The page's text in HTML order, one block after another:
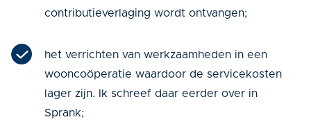
contributieverlaging wordt ontvangen;
het verrichten van werkzaamheden in een
wooncoöperatie waardoor de servicekosten
lager zijn. Ik schreef daar eerder over in
Sprank;